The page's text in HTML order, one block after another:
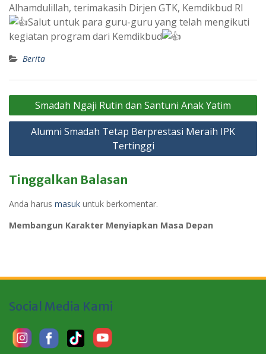
Alhamdulillah, terimakasih Dirjen GTK, Kemdikbud RI
Salut untuk para guru-guru yang telah mengikuti
kegiatan program dari Kemdikbud
Berita
Navigasi
pos
Smadah Ngaji Rutin dan Santuni Anak Yatim
Alumni Smadah Tetap Berprestasi Meraih IPK
Tertinggi
Tinggalkan Balasan
Anda harus masuk untuk berkomentar.
Membangun Karakter Menyiapkan Masa Depan
Social Media Kami